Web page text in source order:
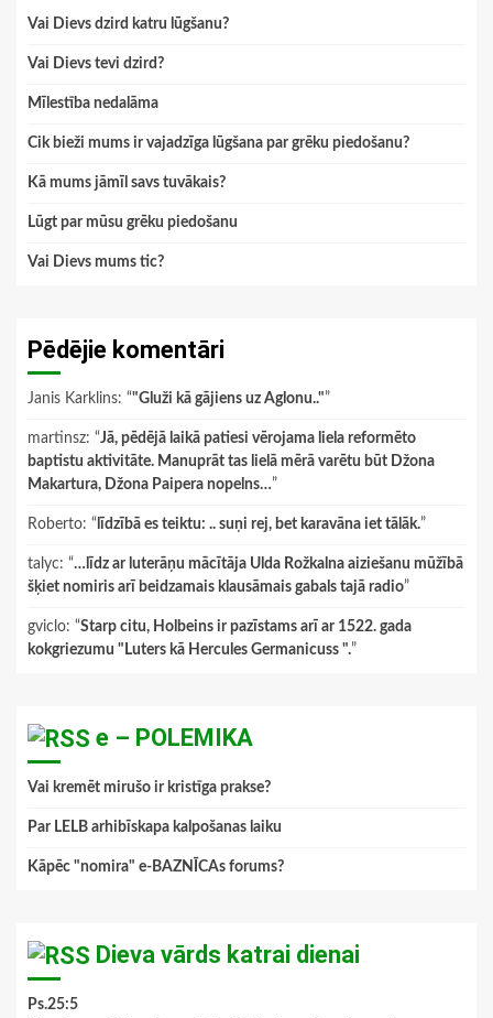
Vai Dievs dzird katru lūgšanu?
Vai Dievs tevi dzird?
Mīlestība nedalāma
Cik bieži mums ir vajadzīga lūgšana par grēku piedošanu?
Kā mums jāmīl savs tuvākais?
Lūgt par mūsu grēku piedošanu
Vai Dievs mums tic?
Pēdējie komentāri
Janis Karklins: “"Gluži kā gājiens uz Aglonu.."”
martinsz: “Jā, pēdējā laikā patiesi vērojama liela reformēto
baptistu aktivitāte. Manuprāt tas lielā mērā varētu būt Džona
Makartura, Džona Paipera nopelns…”
Roberto: “ līdzībā es teiktu: .. suņi rej, bet karavāna iet tālāk.”
talyc: “…līdz ar luterāņu mācītāja Ulda Rožkalna aiziešanu mūžībā
šķiet nomiris arī beidzamais klausāmais gabals tajā radio”
gviclo: “Starp citu, Holbeins ir pazīstams arī ar 1522. gada
kokgriezumu "Luters kā Hercules Germanicuss ".”
e – POLEMIKA
Vai kremēt mirušo ir kristīga prakse?
Par LELB arhibīskapa kalpošanas laiku
Kāpēc "nomira" e-BAZNĪCAs forums?
Dieva vārds katrai dienai
Ps.25:5